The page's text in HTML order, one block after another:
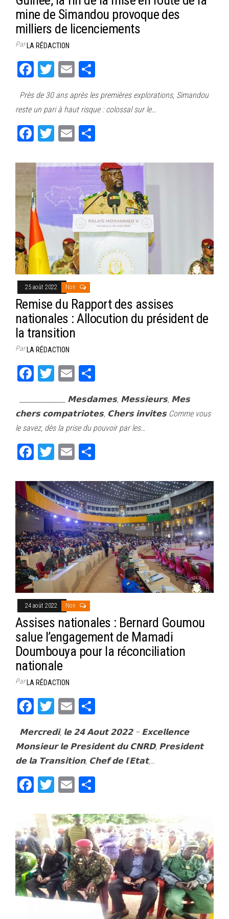
mine de Simandou provoque des
milliers de licenciements
ParLA RÉDACTION
Fa
bo
ok
T
tt
er
E
ail ag
er
Près de 30 ans après les premières explorations, Simandou
reste un pari à haut risque : colossal sur le…
Fa
bo
T
tt
er
E
ail ag
er
25 août 2022 Non
Remise du Rapport des assises
nationales : Allocution du président de
la transition
ParLA RÉDACTION
Fa
bo
ok
T
tt
er
E
ail ag
er
_______________ 𝗠𝗲𝘀𝗱𝗮𝗺𝗲𝘀, 𝗠𝗲𝘀𝘀𝗶𝗲𝘂𝗿𝘀, 𝗠𝗲𝘀
𝗰𝗵𝗲𝗿𝘀 𝗰𝗼𝗺𝗽𝗮𝘁𝗿𝗶𝗼𝘁𝗲𝘀, 𝗖𝗵𝗲𝗿𝘀 𝗶𝗻𝘃𝗶𝘁𝗲𝘀 Comme vous
le savez, dès la prise du pouvoir par les…
Fa
bo
ok
T
tt
er
E
ail ag
er
24 août 2022 Non
Assises nationales : Bernard Goumou
salue l’engagement de Mamadi
Doumbouya pour la réconciliation
nationale
ParLA RÉDACTION
Fa
bo
ok
T
tt
er
E
ail ag
er
𝗠𝗲𝗿𝗰𝗿𝗲𝗱𝗶, 𝗹𝗲 𝟮𝟰 𝗔𝗼𝘂𝘁 𝟮𝟬𝟮𝟮 – 𝗘𝘅𝗰𝗲𝗹𝗹𝗲𝗻𝗰𝗲
𝗠𝗼𝗻𝘀𝗶𝗲𝘂𝗿 𝗹𝗲 𝗣𝗿𝗲𝘀𝗶𝗱𝗲𝗻𝘁 𝗱𝘂 𝗖𝗡𝗥𝗗, 𝗣𝗿𝗲𝘀𝗶𝗱𝗲𝗻𝘁
𝗱𝗲 𝗹𝗮 𝗧𝗿𝗮𝗻𝘀𝗶𝘁𝗶𝗼𝗻, 𝗖𝗵𝗲𝗳 𝗱𝗲 𝗹’𝗘𝘁𝗮𝘁,…
Fa
bo
ok
T
tt
er
E
ail ag
er